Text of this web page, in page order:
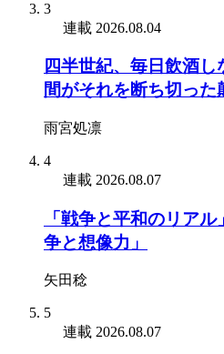
3
連載 2026.08.04
四半世紀、毎日飲酒
間がそれを断ち切った
雨宮処凛
4
連載 2026.08.07
「戦争と平和のリア
争と想像力」
矢田稔
5
連載 2026.08.07